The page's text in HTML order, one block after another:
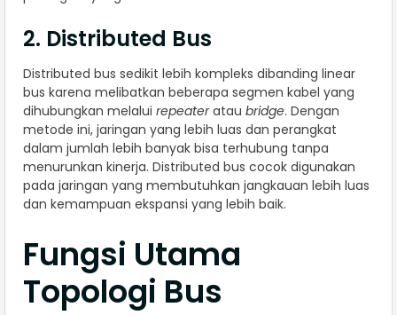
2. Distributed Bus
Distributed bus sedikit lebih kompleks dibanding linear
bus karena melibatkan beberapa segmen kabel yang
dihubungkan melalui repeateratau bridge. Dengan
metode ini, jaringan yang lebih luas dan perangkat
dalam jumlah lebih banyak bisa terhubung tanpa
menurunkan kinerja. Distributed bus cocok digunakan
pada jaringan yang membutuhkan jangkauan lebih luas
dan kemampuan ekspansi yang lebih baik.
Fungsi Utama
Topologi Bus